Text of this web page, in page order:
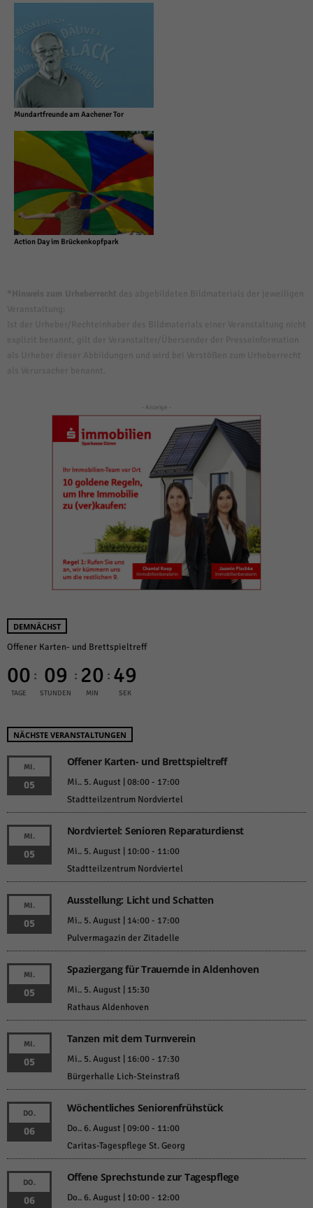
Mundartfreunde am Aachener Tor
Action Day im Brückenkopfpark
- Anzeige -
DEMNÄCHST
Offener Karten- und Brettspieltreff
00
TAGE
: 09
STUNDEN
: 20
MIN
: 49
SEK
NÄCHSTE VERANSTALTUNGEN
MI.
05
Offener Karten- und Brettspieltreff
Mi.. 5. August | 08:00- 17:00
Stadtteilzentrum Nordviertel
MI.
05
Nordviertel: Senioren Reparaturdienst
Mi.. 5. August | 10:00- 11:00
Stadtteilzentrum Nordviertel
MI.
05
Ausstellung: Licht und Schatten
Mi.. 5. August | 14:00- 17:00
Pulvermagazin der Zitadelle
MI.
05
Spaziergang für Trauernde in Aldenhoven
Mi.. 5. August | 15:30
Rathaus Aldenhoven
MI.
05
Tanzen mit dem Turnverein
Mi.. 5. August | 16:00- 17:30
Bürgerhalle Lich-Steinstraß
DO.
06
Wöchentliches Seniorenfrühstück
Do.. 6. August | 09:00- 11:00
Caritas-Tagespflege St. Georg
DO.
06
Offene Sprechstunde zur Tagespflege
Do.. 6. August | 10:00- 12:00